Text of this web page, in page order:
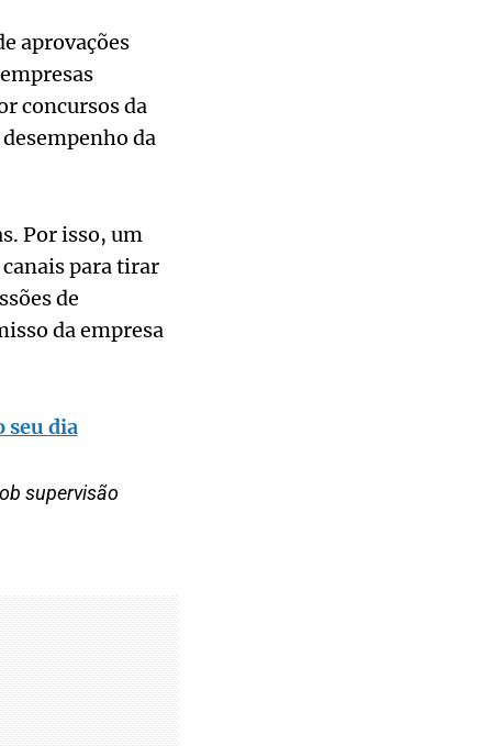
aprovações
concursos da
da
Por isso, um
para tirar
de
da empresa
seu dia
supervisão